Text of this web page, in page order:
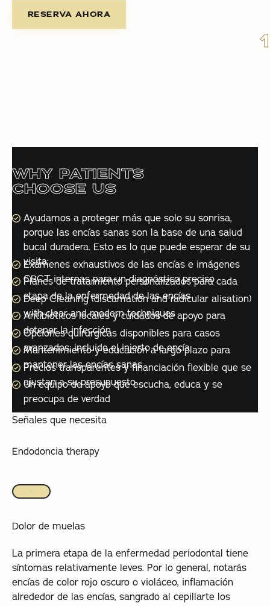
RESERVA AHORA
1
WHY PATIENTS
CHOOSE US
Ayudamos a proteger más que solo su sonrisa,
porque las encías sanas son la base de una salud
bucal duradera. Esto es lo que puede esperar de su
visita:
Exámenes exhaustivos de las encías e imágenes
CBCT internas para un diagnóstico preciso
Planes de tratamiento personalizados para cada
etapa de la enfermedad de las encías
Deep Cleaning (discamation and radicular alisation)
with clear and modern techniques
Antibióticos locales y cuidados de apoyo para
detener la infección
Opciones quirúrgicas disponibles para casos
avanzados, incluido el injerto de encía
Mantenimiento y educación a largo plazo para
mantener las encías sanas
Precios transparentes y financiación flexible que se
ajustan a su presupuesto
Un equipo de apoyo que escucha, educa y se
preocupa de verdad
Señales que necesita
Endodoncia therapy
Dolor de muelas
La primera etapa de la enfermedad periodontal tiene
síntomas relativamente leves. Por lo general, notarás
encías de color rojo oscuro o violáceo, inflamación
alrededor de las encías, sangrado al cepillarte los